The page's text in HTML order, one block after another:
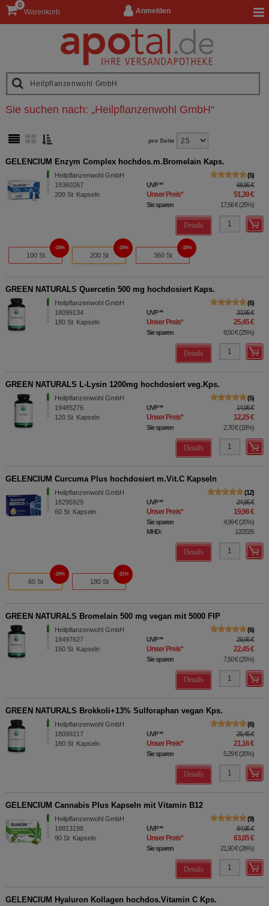
Anmelden
Warenkorb
0
Sie suchen nach: „Heilpflanzenwohl GmbH“
pro Seite
GELENCIUM Enzym Complex hochdos.m.Bromelain Kaps.
Heilpflanzenwohl GmbH
19360267
200 St Kapseln
5
UVP** 68,95 €
Unser Preis* 51,39 €
Sie sparen 17,56 €(25%)
Details
100 St
23%
200 St
25%
360 St
20%
GREEN NATURALS Quercetin 500 mg hochdosiert Kaps.
Heilpflanzenwohl GmbH
18099134
180 St Kapseln
6
UVP** 33,95 €
Unser Preis* 25,45 €
Sie sparen 8,50 €(25%)
Details
GREEN NATURALS L-Lysin 1200mg hochdosiert veg.Kps.
Heilpflanzenwohl GmbH
19485276
120 St Kapseln
5
UVP** 14,95 €
Unser Preis* 12,25 €
Sie sparen 2,70 €(18%)
Details
GELENCIUM Curcuma Plus hochdosiert m.Vit.C Kapseln
Heilpflanzenwohl GmbH
18295929
60 St Kapseln
12
UVP** 24,95 €
Unser Preis* 19,96 €
Sie sparen 4,99 €(20%)
MHD:
12/2026
Details
60 St
20%
180 St
21%
GREEN NATURALS Bromelain 500 mg vegan mit 5000 FIP
Heilpflanzenwohl GmbH
18497627
150 St Kapseln
6
UVP** 29,95 €
Unser Preis* 22,45 €
Sie sparen 7,50 €(25%)
Details
GREEN NATURALS Brokkoli+13% Sulforaphan vegan Kps.
Heilpflanzenwohl GmbH
18099217
180 St Kapseln
6
UVP** 26,45 €
Unser Preis* 21,16 €
Sie sparen 5,29 €(20%)
Details
GELENCIUM Cannabis Plus Kapseln mit Vitamin B12
Heilpflanzenwohl GmbH
18813198
90 St Kapseln
9
UVP** 84,95 €
Unser Preis* 63,05 €
Sie sparen 21,90 €(26%)
Details
GELENCIUM Hyaluron Kollagen hochdos.Vitamin C Kps.